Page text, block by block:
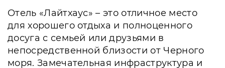
Отель «Лайтхаус» – это отличное место
для хорошего отдыха и полноценного
досуга с семьей или друзьями в
непосредственной близости от Черного
моря. Замечательная инфраструктура и